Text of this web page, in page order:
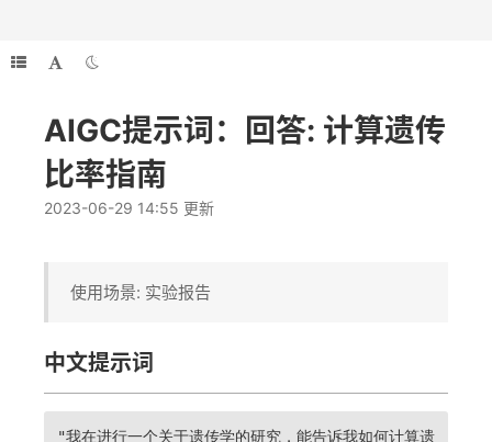
AIGC提示词：回答: 计算遗传
比率指南
2023-06-29 14:55 更新
使用场景: 实验报告
中文提示词
"我在进行一个关于遗传学的研究，能告诉我如何计算遗